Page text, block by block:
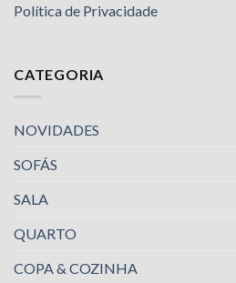
Política de Privacidade
CATEGORIA
NOVIDADES
SOFÁS
SALA
QUARTO
COPA & COZINHA